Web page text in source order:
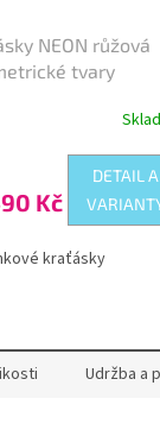
NEON růžová
tvary
Kč
DETAIL A
kraťásky
Udržba a